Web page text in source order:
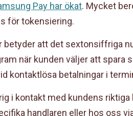
Pay har ökat. Mycket
för tokensiering.
betyder att det sextonsiffriga
när kunden väljer att spara
kontaktlösa betalningar i
i kontakt med kundens
handlaren eller hos oss